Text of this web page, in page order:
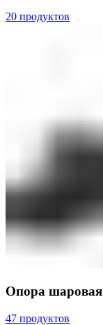
20 продуктов
Опора шаровая
47 продуктов